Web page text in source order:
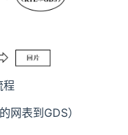
程
网表到GDS）